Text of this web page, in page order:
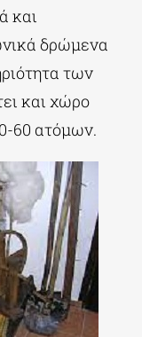
και
δρώμενα
των
και χώρο
60 ατόμων.